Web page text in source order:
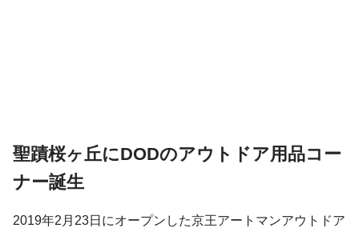
聖蹟桜ヶ丘にDODのアウトドア用品コー
ナー誕生
2019年2月23日にオープンした京王アートマンアウトドア